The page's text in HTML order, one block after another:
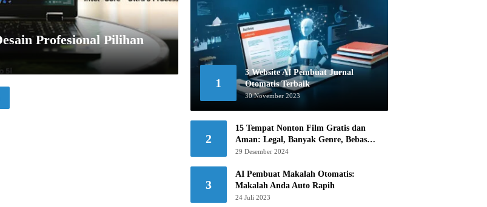
Profesional Pilihan
1
3 Website AI Pembuat Jurnal
Otomatis Terbaik
30 November 2023
2
15 Tempat Nonton Film Gratis dan
Aman: Legal, Banyak Genre, Bebas
Khawatir!
29 Desember 2024
3
AI Pembuat Makalah Otomatis:
Makalah Anda Auto Rapih
24 Juli 2023